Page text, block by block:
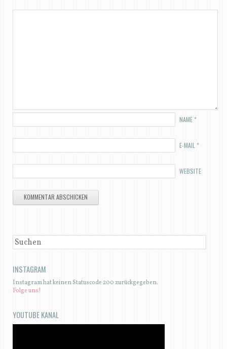
NAME*
E-MAIL *
WEBSITE
SUCHEN
INSTAGRAM
Instagram hat keinen Statuscode 200 zurückgegeben.
Folge uns!
YOUTUBE KANAL